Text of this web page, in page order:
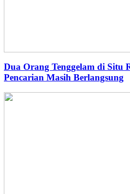
Dua Orang Tenggelam di Situ
Pencarian Masih Berlangsung